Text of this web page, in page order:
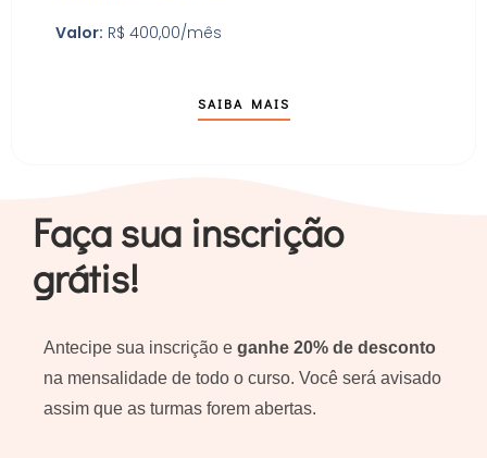
Valor: R$ 400,00/mês
SAIBA MAIS
Faça sua inscrição
grátis!
Antecipe sua inscrição e ganhe 20% de desconto
na mensalidade de todo o curso. Você será avisado
assim que as turmas forem abertas.